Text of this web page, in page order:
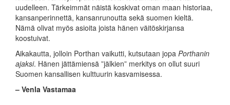
uudelleen. Tärkeimmät näistä koskivat oman maan historiaa,
kansanperinnettä, kansanrunoutta sekä suomen kieltä.
Nämä olivat myös asioita joista hänen väitöskirjansa
koostuivat.
Aikakautta, jolloin Porthan vaikutti, kutsutaan jopa Porthanin
ajaksi. Hänen jättämiensä ”jälkien” merkitys on ollut suuri
Suomen kansallisen kulttuurin kasvamisessa.
– Venla Vastamaa